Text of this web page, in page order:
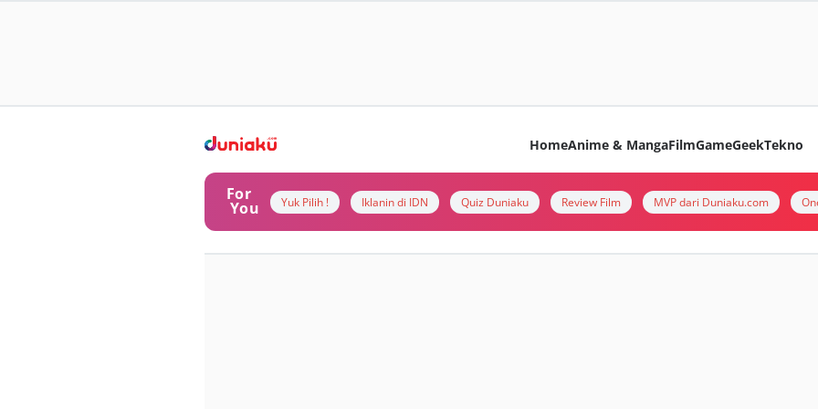
HomeAnime & MangaFilmGameGeekTekno
For
You Yuk Pilih ! Iklanin di IDN Quiz Duniaku Review Film MVP dari Duniaku.com